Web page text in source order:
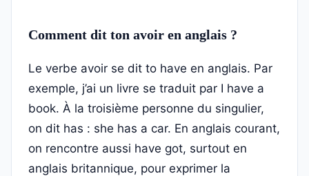
Comment dit ton avoir en anglais ?
Le verbe avoir se dit to have en anglais. Par
exemple, j’ai un livre se traduit par I have a
book. À la troisième personne du singulier,
on dit has : she has a car. En anglais courant,
on rencontre aussi have got, surtout en
anglais britannique, pour exprimer la